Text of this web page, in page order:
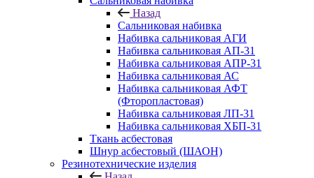
Назад
Сальниковая набивка
Набивка сальниковая АГИ
Набивка сальниковая АП-31
Набивка сальниковая АПР-31
Набивка сальниковая АС
Набивка сальниковая АФТ
(Фторопластовая)
Набивка сальниковая ЛП-31
Набивка сальниковая ХБП-31
Ткань асбестовая
Шнур асбестовый (ШАОН)
Резинотехнические изделия